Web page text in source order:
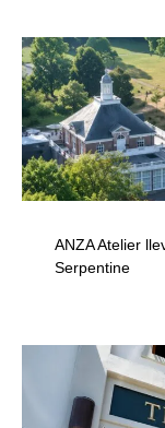
ANZA Atelier
Serpentine